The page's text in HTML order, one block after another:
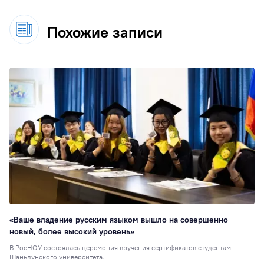
Похожие записи
«Ваше владение русским языком вышло на совершенно
новый, более высокий уровень»
В РосНОУ состоялась церемония вручения сертификатов студентам
Шаньдунского университета.